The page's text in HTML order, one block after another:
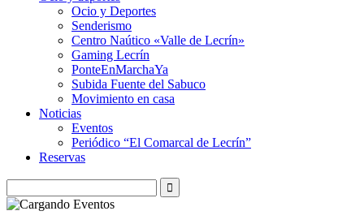
Ocio y Deportes
Senderismo
Centro Naútico «Valle de Lecrín»
Gaming Lecrín
PonteEnMarchaYa
Subida Fuente del Sabuco
Movimiento en casa
Noticias
Eventos
Periódico “El Comarcal de Lecrín”
Reservas